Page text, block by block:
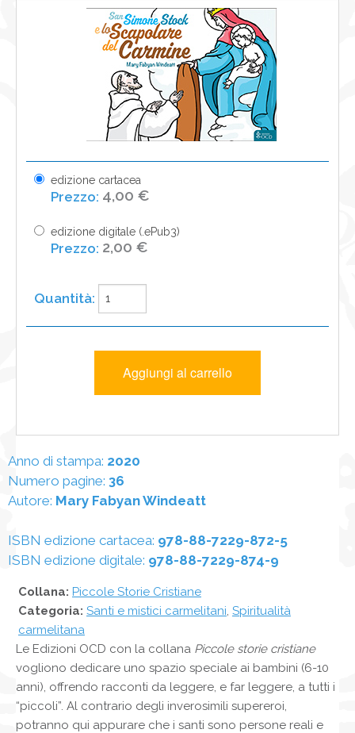
edizione cartacea
4,00 €
edizione digitale (.ePub3)
2,00 €
Anno di stampa: 2020
Numero pagine: 36
Autore: Mary Fabyan Windeatt
ISBN edizione cartacea: 978-88-7229-872-5
ISBN edizione digitale: 978-88-7229-874-9
Collana: Piccole Storie Cristiane
Categoria: Santi e mistici carmelitani Spiritualità
carmelitana
Le Edizioni OCD con la collana Piccole storie cristiane
vogliono dedicare uno spazio speciale ai bambini (6-10
anni), offrendo racconti da leggere, e far leggere, a tutti i
“piccoli”. Al contrario degli inverosimili supereroi,
potranno qui appurare che i santi sono persone reali e